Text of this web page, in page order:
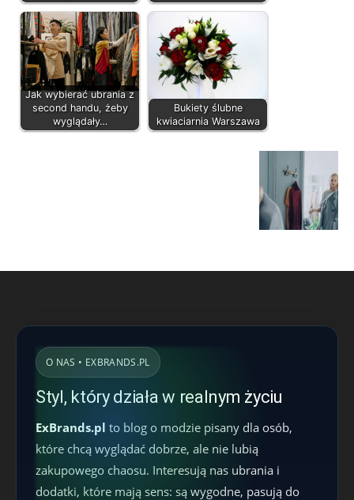
Jak wybierać ubrania z
second handu, żeby
wyglądały…
Bukiety ślubne
kwiaciarnia Warszawa
O NAS • EXBRANDS.PL
Styl, który działa w realnym życiu
ExBrands.pl to blog o modzie pisany dla osób,
które chcą wyglądać dobrze, ale nie lubią
zakupowego chaosu. Interesują nas ubrania i
dodatki, które mają sens: są wygodne, pasują do